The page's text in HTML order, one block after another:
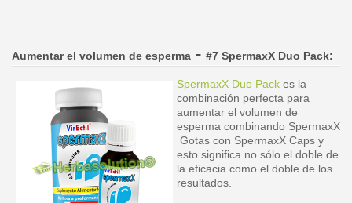
Aumentar el volumen de esperma- #7SpermaxX Duo Pack:
SpermaxX Duo Packes la
combinación perfecta para
aumentar el volumen de
esperma combinando SpermaxX
Gotas con SpermaxX Caps y
esto significa no sólo el doble de
la eficacia como el doble de los
resultados.